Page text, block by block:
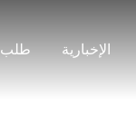
الإخبارية طلب